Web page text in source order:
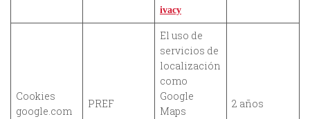
ivacy
Cookies
google.com
PREF
El uso de
servicios de
localización
como
Google
Maps
2 años